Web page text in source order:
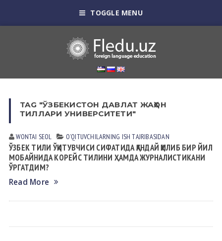
TOGGLE MENU
TAG "ЎЗБЕКИСТОН ДАВЛАТ ЖАҲОН
ТИЛЛАРИ УНИВЕРСИТЕТИ"
WONTAI SEOL OʼQITUVCHILАRNING ISH TАJRIBАSIDАN
ЎЗБЕК ТИЛИ ЎҚИТУВЧИСИ СИФАТИДА ҚАНДАЙ ҚИЛИБ БИР ЙИЛ
МОБАЙНИДА КОРЕЙС ТИЛИНИ ҲАМДА ЖУРНАЛИСТИКАНИ
ЎРГАТДИМ?
Read More